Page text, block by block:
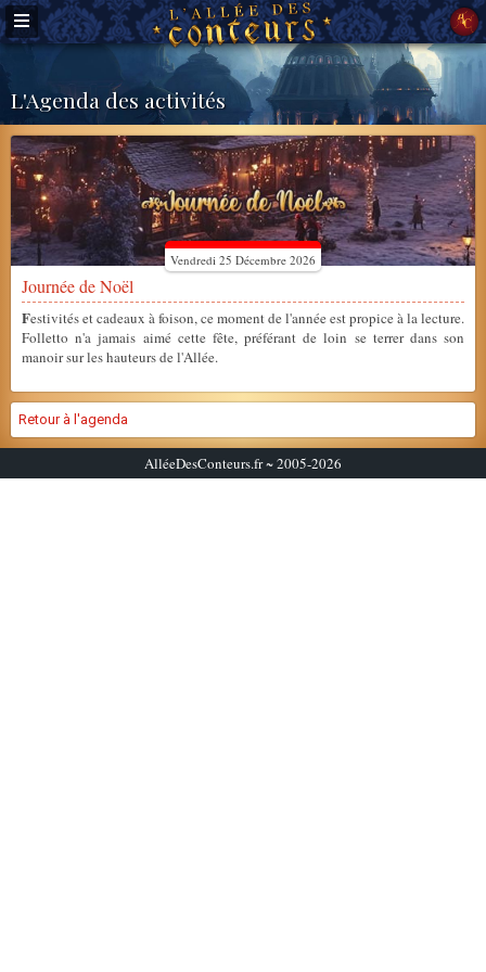
L'Agenda des activités
Vendredi 25 Décembre 2026
Journée de Noël
Festivités et cadeaux à foison, ce moment de l'année est propice à la lecture.
Folletto n'a jamais aimé cette fête, préférant de loin se terrer dans son
manoir sur les hauteurs de l'Allée.
Retour à l'agenda
AlléeDesConteurs.fr ~ 2005-2026